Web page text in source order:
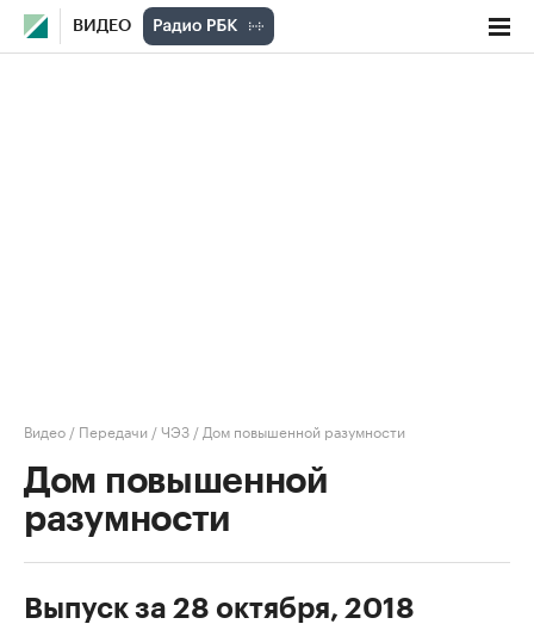
ВИДЕО
Видео / Передачи /ЧЭЗ / Дом повышенной разумности
Дом повышенной
разумности
Выпуск за 28 октября, 2018